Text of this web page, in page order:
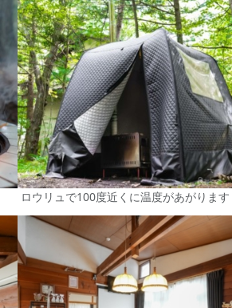
ロウリュで100度近くに温度があがります